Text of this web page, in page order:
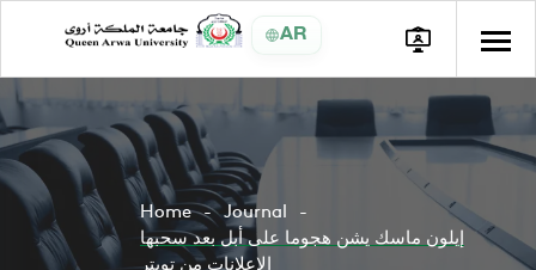
AR
Home
Journal
إيلون ماسك يشن هجوما على أبل بعد سحبها
الإعلانات من تويتر